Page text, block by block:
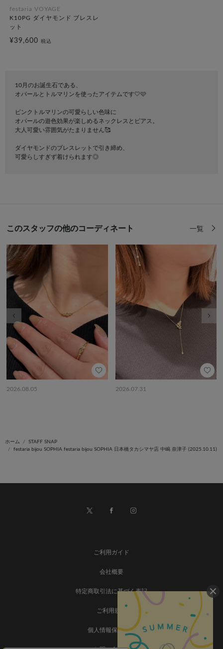
festaria VOYAGE
K10PG ダイヤモンド ブレスレ
ット
¥39,600 税込
10月のお誕生石である、
オパールとトルマリンを使ったアイテムです🤍🩷
ピンクトルマリンの可愛らしい色味に
オパールの遊色効果が楽しめるネックレスとピアス。
大人可愛い雰囲気がたまりません🥰
ダイヤモンドのブレスレットで引き締め、
可愛らしすぎず着けられます◎
このスタッフの他のコーディネート 一覧
2026.08.05 2026.07.31
前の画像
ホーム
STAFF SNAP
festaria bijou SOPHIA festaria bijou SOPHIA 日本橋タカシマヤ店 中嶋 奈津子 (2025.10.11)
ご利用ガイド
会社概要
特定商取引法に基づく表記
ご利用規約
個人情報保護方針